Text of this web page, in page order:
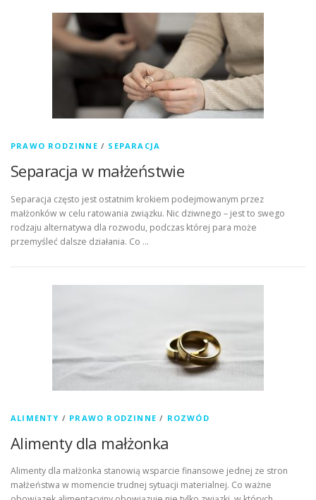
PRAWO RODZINNE / SEPARACJA
Separacja w małżeństwie
Separacja często jest ostatnim krokiem podejmowanym przez
małżonków w celu ratowania związku. Nic dziwnego – jest to swego
rodzaju alternatywa dla rozwodu, podczas której para może
przemyśleć dalsze działania. Co …
ALIMENTY / PRAWO RODZINNE / ROZWÓD
Alimenty dla małżonka
Alimenty dla małżonka stanowią wsparcie finansowe jednej ze stron
małżeństwa w momencie trudnej sytuacji materialnej. Co ważne